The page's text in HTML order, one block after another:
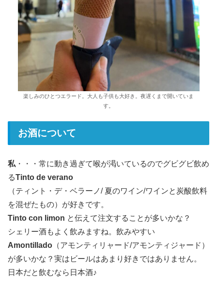
楽しみのひとつエラード。大人も子供も大好き。夜遅くまで開いていま
す。
お酒について
私・・・常に動き過ぎて喉が渇いているのでグビグビ飲め
るTinto de verano
（ティント・デ・ベラーノ/ 夏のワイン/ワインと炭酸飲料
を混ぜたもの）が好きです。
Tinto con limon と伝えて注文することが多いかな？
シェリー酒もよく飲みますね。飲みやすい
Amontillado （アモンティリャード/アモンティジャード）
が多いかな？実はビールはあまり好きではありません。
日本だと飲むなら日本酒♪